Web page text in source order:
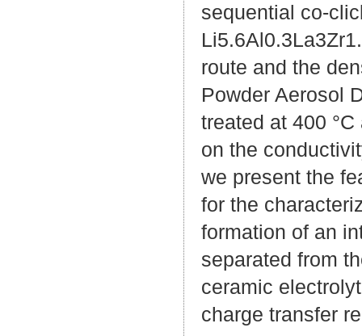
sequential co-
route and the
Powder Aerosol
treated at 400
on the
we present the
for the
formation of an
separated from
ceramic
charge transfer